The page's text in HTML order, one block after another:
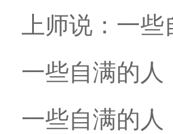
上师说：一些
一些自满的
一些自满的